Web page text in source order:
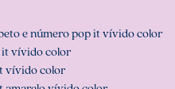
e número pop it vívido color
vívido color
vívido color